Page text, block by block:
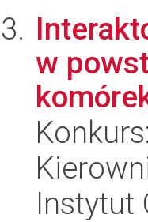
w
Konkurs:
Instytut